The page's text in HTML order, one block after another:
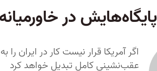
در
اگر آمریکا قرار نیست کار در
عقب‌نشینی کامل تبدیل خواهد کرد